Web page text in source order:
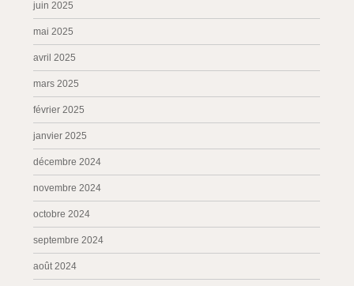
juin 2025
mai 2025
avril 2025
mars 2025
février 2025
janvier 2025
décembre 2024
novembre 2024
octobre 2024
septembre 2024
août 2024